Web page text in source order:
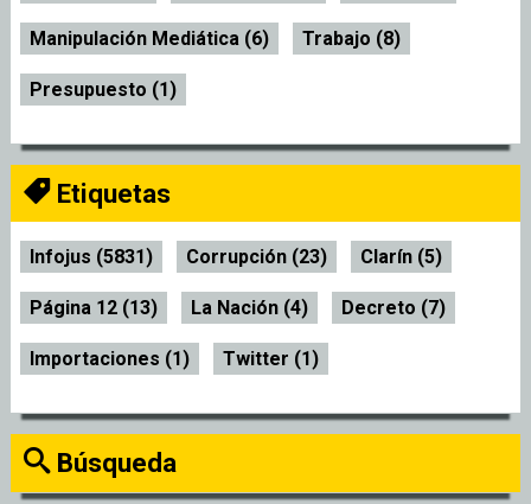
Manipulación Mediática (6) Trabajo (8)
Presupuesto (1)
Etiquetas
Infojus (5831) Corrupción (23) Clarín (5)
Página 12 (13) La Nación (4) Decreto (7)
Importaciones (1) Twitter (1)
Búsqueda